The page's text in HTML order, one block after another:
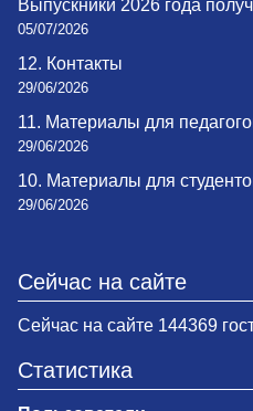
Выпускники 2026 года
05/07/2026
12. Контакты
29/06/2026
11. Материалы для
29/06/2026
10. Материалы для
29/06/2026
Сейчас на сайте
Сейчас на сайте 144369
Статистика